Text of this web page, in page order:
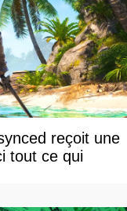
reçoit une
tout ce qui